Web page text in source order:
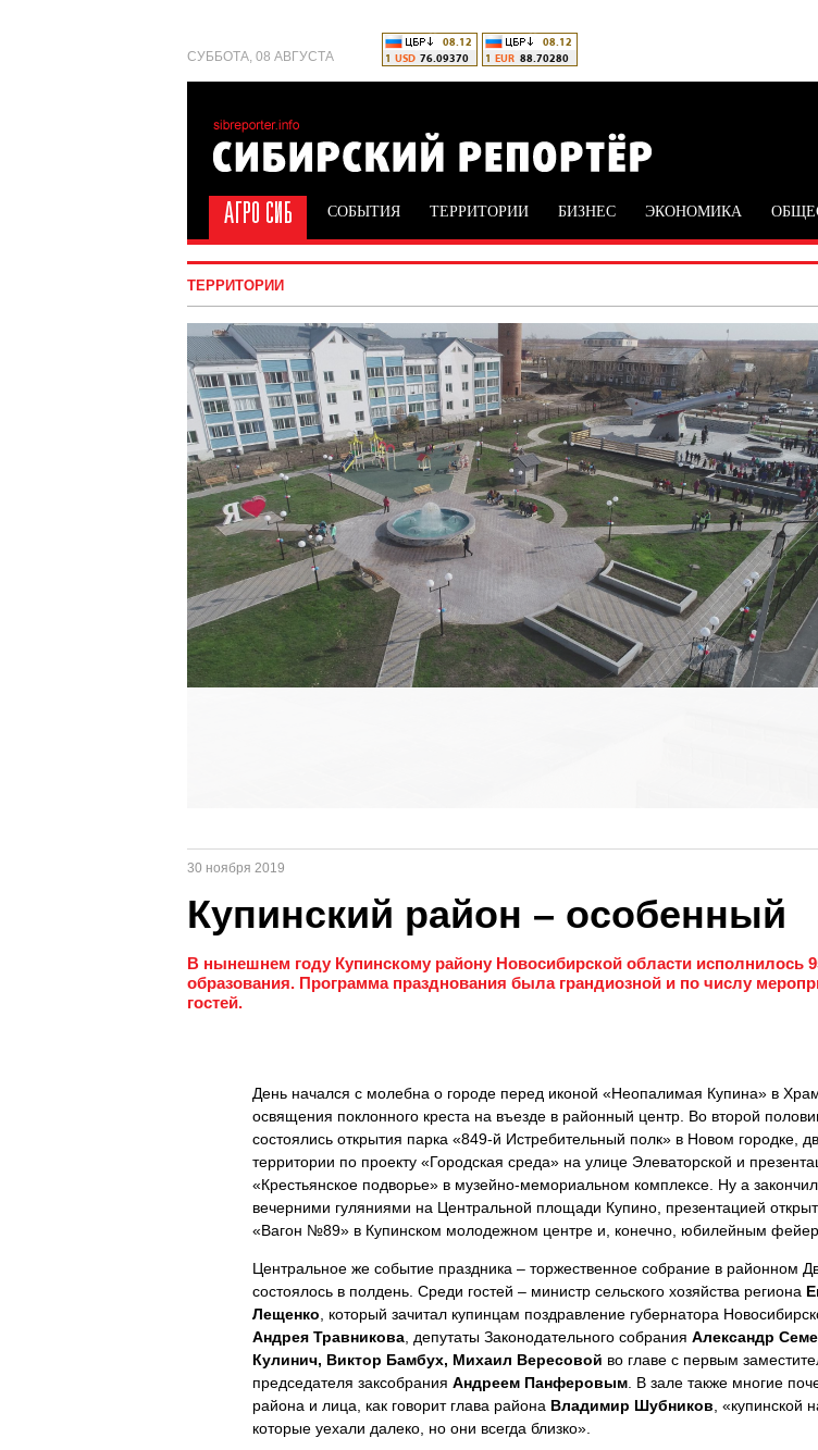
СУББОТА, 08 АВГУСТА
СОБЫТИЯ ТЕРРИТОРИИ БИЗНЕС ЭКОНОМИКА
ТЕРРИТОРИИ
30 ноября 2019
Купинский район – особенный
В нынешнем году Купинскому району Новосибирской области исполнилось
образования. Программа празднования была грандиозной и по числу
гостей.
День начался с молебна о городе перед иконой «Неопалимая Купина» в
освящения поклонного креста на въезде в районный центр. Во второй
состоялись открытия парка «849-й Истребительный полк» в Новом городке,
территории по проекту «Городская среда» на улице Элеваторской и
«Крестьянское подворье» в музейно-мемориальном комплексе. Ну а
вечерними гуляниями на Центральной площади Купино, презентацией
«Вагон №89» в Купинском молодежном центре и, конечно, юбилейным
Центральное же событие праздника – торжественное собрание в районном
состоялось в полдень. Среди гостей – министр сельского хозяйства региона
Лещенко , который зачитал купинцам поздравление губернатора
Андрея Травникова , депутаты Законодательного собрания Александр
Кулинич, Виктор Бамбух, Михаил Вересовой во главе с первым
председателя заксобрания Андреем Панферовым . В зале также многие
района и лица, как говорит глава района Владимир Шубников , «купинской
которые уехали далеко, но они всегда близко».